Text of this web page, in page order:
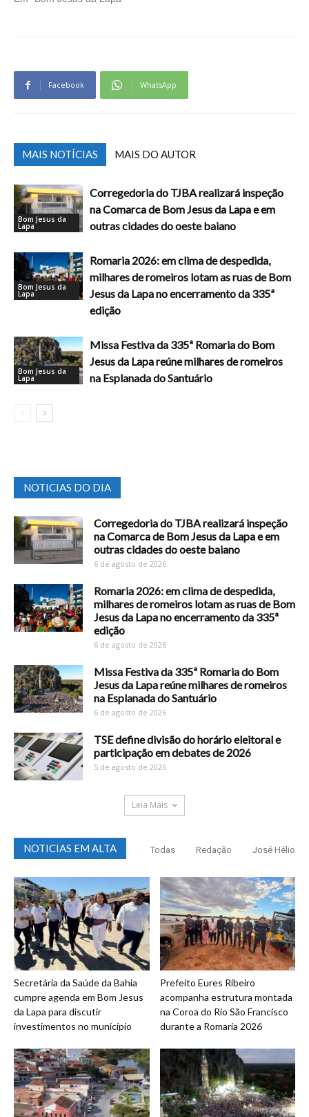
Facebook WhatsApp
MAIS NOTÍCIAS MAIS DO AUTOR
Bom Jesus da
Lapa
Corregedoria do TJBA realizará inspeção
na Comarca de Bom Jesus da Lapa e em
outras cidades do oeste baiano
Bom Jesus da
Lapa
Romaria 2026: em clima de despedida,
milhares de romeiros lotam as ruas de Bom
Jesus da Lapa no encerramento da 335ª
edição
Bom Jesus da
Lapa
Missa Festiva da 335ª Romaria do Bom
Jesus da Lapa reúne milhares de romeiros
na Esplanada do Santuário
NOTICIAS DO DIA
Corregedoria do TJBA realizará inspeção
na Comarca de Bom Jesus da Lapa e em
outras cidades do oeste baiano
6 de agosto de 2026
Romaria 2026: em clima de despedida,
milhares de romeiros lotam as ruas de Bom
Jesus da Lapa no encerramento da 335ª
edição
6 de agosto de 2026
Missa Festiva da 335ª Romaria do Bom
Jesus da Lapa reúne milhares de romeiros
na Esplanada do Santuário
6 de agosto de 2026
TSE define divisão do horário eleitoral e
participação em debates de 2026
5 de agosto de 2026
Leia Mais
NOTICIAS EM ALTA Todas Redação José Hélio
Secretária da Saúde da Bahia
cumpre agenda em Bom Jesus
da Lapa para discutir
investimentos no município
Prefeito Eures Ribeiro
acompanha estrutura montada
na Coroa do Rio São Francisco
durante a Romaria 2026